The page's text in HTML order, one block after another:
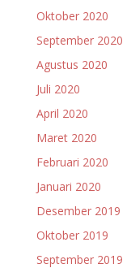
Oktober 2020
September 2020
Agustus 2020
Juli 2020
April 2020
Maret 2020
Februari 2020
Januari 2020
Desember 2019
Oktober 2019
September 2019